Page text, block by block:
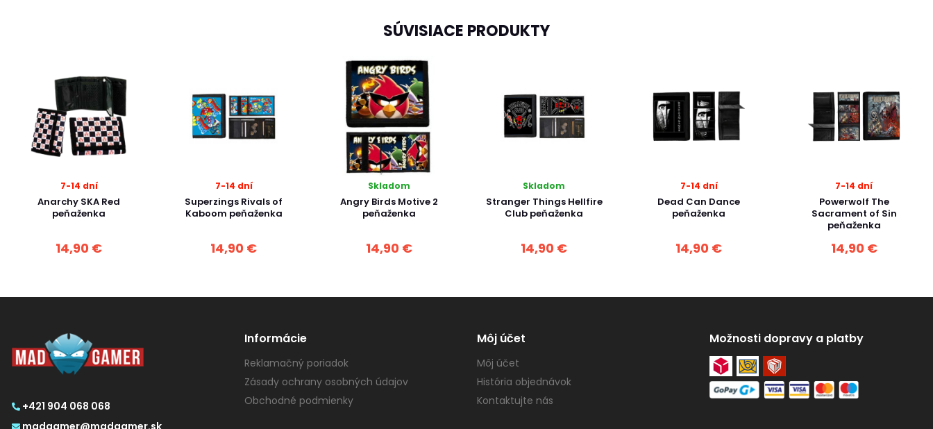
SÚVISIACE PRODUKTY
7-14 dní
Anarchy SKA Red
peňaženka
14,90 €
7-14 dní
Superzings Rivals of
Kaboom peňaženka
14,90 €
Skladom
Angry Birds Motive 2
peňaženka
14,90 €
Skladom
Stranger Things Hellfire
Club peňaženka
14,90 €
7-14 dní
Dead Can Dance
peňaženka
14,90 €
7-14 dní
Powerwolf The
Sacrament of Sin
peňaženka
14,90 €
+421 904 068 068
madgamer@madgamer.sk
Informácie
Reklamačný poriadok
Zásady ochrany osobných údajov
Obchodné podmienky
Môj účet
Môj účet
História objednávok
Kontaktujte nás
Možnosti dopravy a platby